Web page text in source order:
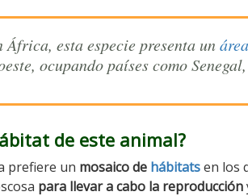
África, esta especie presenta un
ocupando países como
de este animal?
prefiere un mosaico de hábitatsen los
para llevar a cabo la reproducción